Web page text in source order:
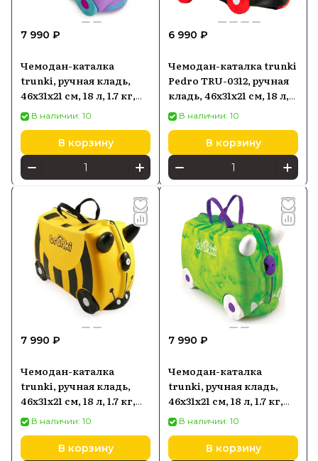
7 990 ₽
Чемодан-каталка
trunki, ручная кладь,
46х31х21 см, 18 л, 1.7 кг,
Кошка Кэсси
В наличии: 10
В корзину
6 990 ₽
Чемодан-каталка trunki
Pedro TRU-0312, ручная
кладь, 46х31х21 см, 18 л,
1.7 кг, черный
В наличии: 10
В корзину
7 990 ₽
Чемодан-каталка
trunki, ручная кладь,
46х31х21 см, 18 л, 1.7 кг,
Пчелка Бернард
В наличии: 10
В корзину
7 990 ₽
Чемодан-каталка
trunki, ручная кладь,
46х31х21 см, 18 л, 1.7 кг,
Транкизавр Рекс
В наличии: 10
В корзину